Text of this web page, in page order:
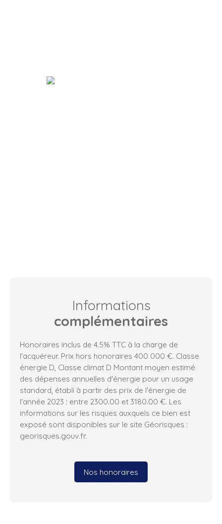
Informations
complémentaires
Honoraires inclus de 4.5% TTC à la charge de
l'acquéreur. Prix hors honoraires 400 000 €. Classe
énergie D, Classe climat D Montant moyen estimé
des dépenses annuelles d'énergie pour un usage
standard, établi à partir des prix de l'énergie de
l'année 2023 : entre 2300.00 et 3180.00 €. Les
informations sur les risques auxquels ce bien est
exposé sont disponibles sur le site Géorisques :
georisques.gouv.fr.
Nos honoraires